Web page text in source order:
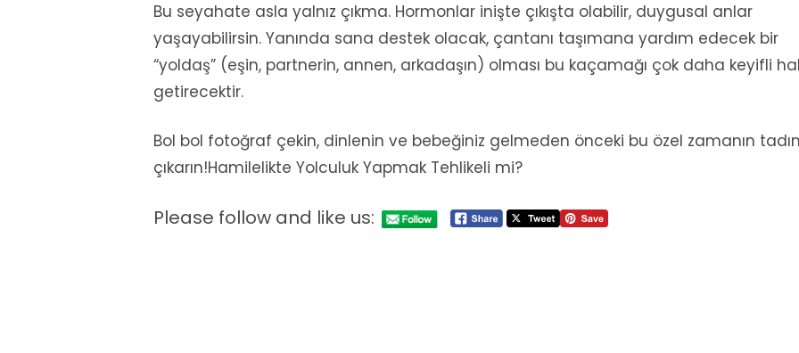
Bu seyahate asla yalnız çıkma. Hormonlar inişte çıkışta olabilir, duygusal anlar
yaşayabilirsin. Yanında sana destek olacak, çantanı taşımana yardım edecek bir
“yoldaş” (eşin, partnerin, annen, arkadaşın) olması bu kaçamağı çok daha keyifli
getirecektir.
Bol bol fotoğraf çekin, dinlenin ve bebeğiniz gelmeden önceki bu özel zamanın
çıkarın!Hamilelikte Yolculuk Yapmak Tehlikeli mi?
Please follow and like us: